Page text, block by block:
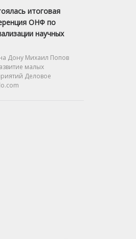
итоговая
ОНФ по
научных
Дону Михаил Попов
малых
Деловое